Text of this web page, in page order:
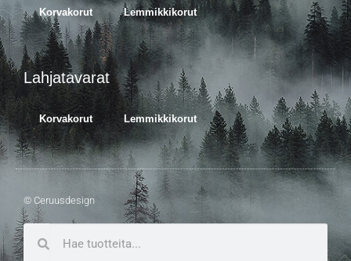
Korvakorut Lemmikkikorut
Lahjatavarat
Korvakorut Lemmikkikorut
© Ceruusdesign